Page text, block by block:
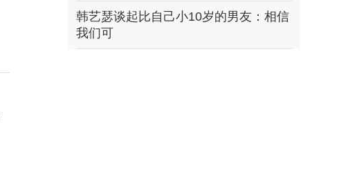
韩艺瑟谈起比自己小10岁的男友：相信
我们可